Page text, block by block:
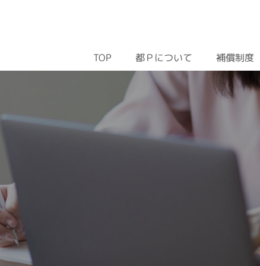
TOP 都Ｐについて 補償制度